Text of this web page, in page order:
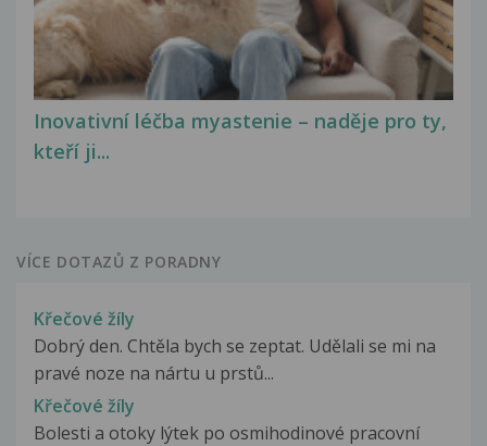
Inovativní léčba myastenie – naděje pro ty,
kteří ji...
VÍCE DOTAZŮ Z PORADNY
Křečové žíly
Dobrý den. Chtěla bych se zeptat. Udělali se mi na
pravé noze na nártu u prstů...
Křečové žíly
Bolesti a otoky lýtek po osmihodinové pracovní